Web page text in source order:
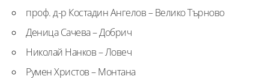
проф. д-р Костадин Ангелов – Велико Търново
Деница Сачева – Добрич
Николай Нанков – Ловеч
Румен Христов – Монтана